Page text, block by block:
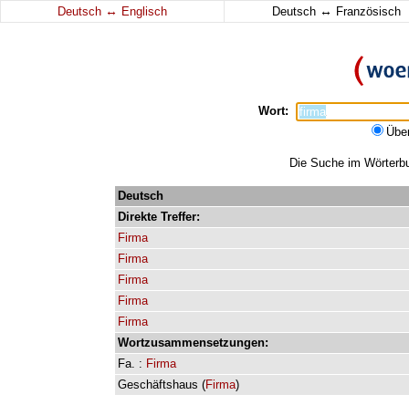
Deutsch ↔ Englisch Deutsch ↔ Französisch
Wort:
Die Suche im
Deutsch
Direkte Treffer:
Firma
Firma
Firma
Firma
Firma
Wortzusammensetzungen:
Fa. : Firma
Geschäftshaus (Firma)